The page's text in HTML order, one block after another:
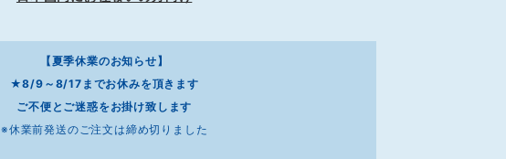
【夏季休業のお知らせ】
★8/9～8/17までお休みを頂きます
ご不便とご迷惑をお掛け致します
※休業前発送のご注文は締め切りました